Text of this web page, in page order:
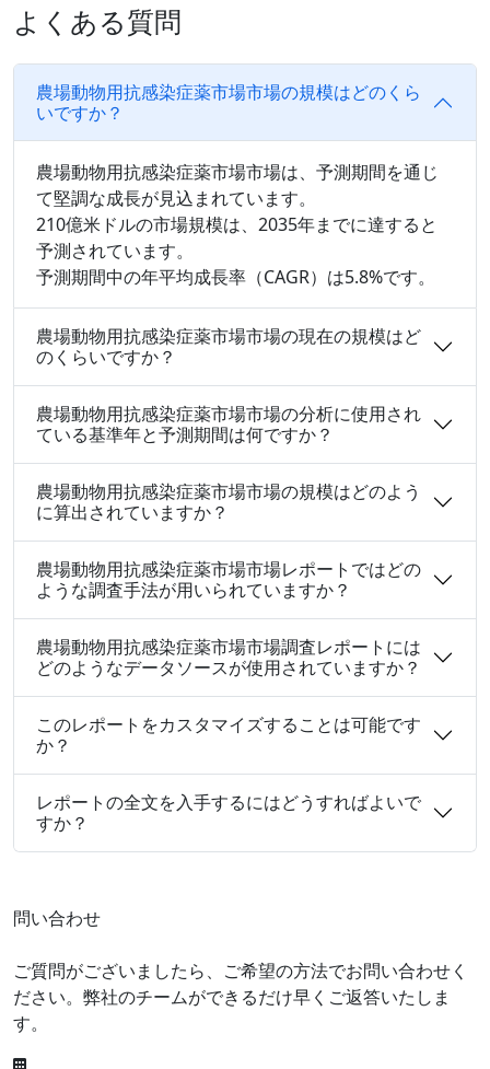
よくある質問
農場動物用抗感染症薬市場市場の規模はどのくら
いですか？
農場動物用抗感染症薬市場市場は、予測期間を通じ
て堅調な成長が見込まれています。
210億米ドルの市場規模は、2035年までに達すると
予測されています。
予測期間中の年平均成長率（CAGR）は5.8%です。
農場動物用抗感染症薬市場市場の現在の規模はど
のくらいですか？
農場動物用抗感染症薬市場市場の分析に使用され
ている基準年と予測期間は何ですか？
農場動物用抗感染症薬市場市場の規模はどのよう
に算出されていますか？
農場動物用抗感染症薬市場市場レポートではどの
ような調査手法が用いられていますか？
農場動物用抗感染症薬市場市場調査レポートには
どのようなデータソースが使用されていますか？
このレポートをカスタマイズすることは可能です
か？
レポートの全文を入手するにはどうすればよいで
すか？
問い合わせ
ご質問がございましたら、ご希望の方法でお問い合わせく
ださい。弊社のチームができるだけ早くご返答いたしま
す。